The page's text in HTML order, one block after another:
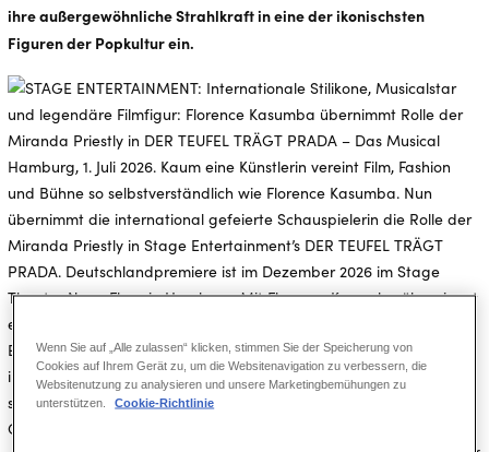
ihre außergewöhnliche Strahlkraft in eine der ikonischsten
Figuren der Popkultur ein.
Wenn Sie auf „Alle zulassen“ klicken, stimmen Sie der Speicherung von
Cookies auf Ihrem Gerät zu, um die Websitenavigation zu verbessern, die
Websitenutzung zu analysieren und unsere Marketingbemühungen zu
unterstützen.
Cookie-Richtlinie